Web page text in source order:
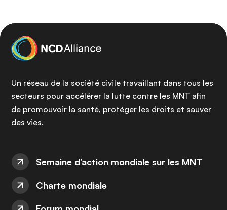
Un réseau de la société civile travaillant dans tous les
secteurs pour accélérer la lutte contre les MNT afin
de promouvoir la santé, protéger les droits et sauver
des vies.
Semaine d’action mondiale sur les MNT
Charte mondiale